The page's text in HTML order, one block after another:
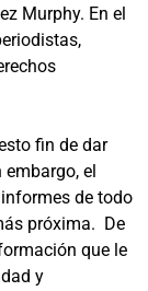
Murphy. En el
fin de dar
el
de todo
próxima. De
que le
y